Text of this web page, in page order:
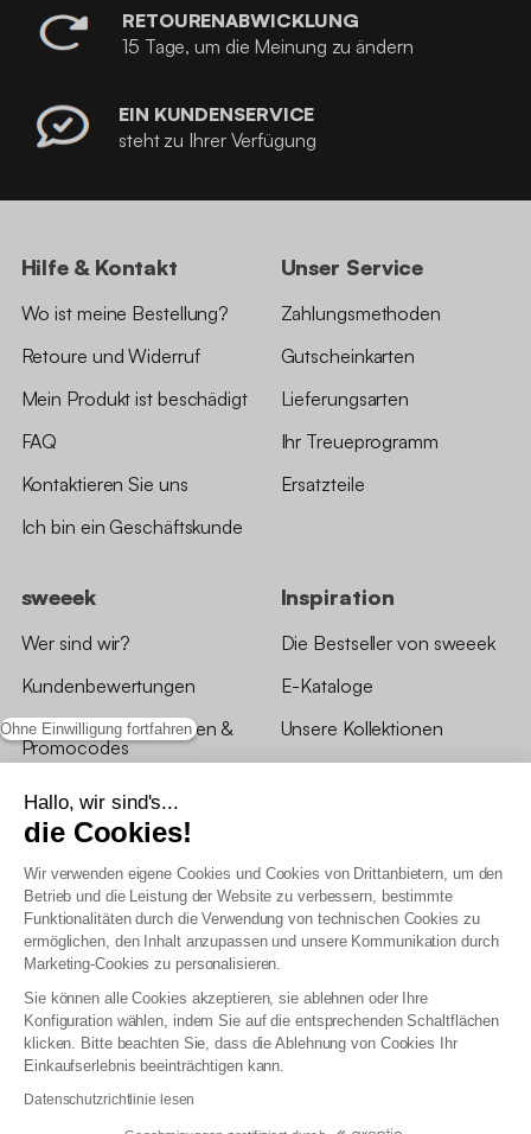
Ohne Einwilligung fortfahren
Hallo, wir sind's...
die Cookies!
Wir verwenden eigene Cookies und Cookies von Drittanbietern, um den
Betrieb und die Leistung der Website zu verbessern, bestimmte
Funktionalitäten durch die Verwendung von technischen Cookies zu
ermöglichen, den Inhalt anzupassen und unsere Kommunikation durch
Marketing-Cookies zu personalisieren.
Sie können alle Cookies akzeptieren, sie ablehnen oder Ihre
Konfiguration wählen, indem Sie auf die entsprechenden Schaltflächen
klicken. Bitte beachten Sie, dass die Ablehnung von Cookies Ihr
Einkaufserlebnis beeinträchtigen kann.
Datenschutzrichtlinie lesen
RETOURENABWICKLUNG
15 Tage, um die Meinung zu ändern
EIN KUNDENSERVICE
steht zu Ihrer Verfügung
Hilfe & Kontakt
Wo ist meine Bestellung?
Retoure und Widerruf
Mein Produkt ist beschädigt
FAQ
Kontaktieren Sie uns
Ich bin ein Geschäftskunde
Unser Service
Zahlungsmethoden
Gutscheinkarten
Lieferungsarten
Ihr Treueprogramm
Ersatzteile
sweeek
Wer sind wir?
Kundenbewertungen
*Angebotsbedingungen &
Promocodes
Bewertungen von sweeek
Unsere Geschäfte
Inspiration
Die Bestseller von sweeek
E-Kataloge
Unsere Kollektionen
AGB Treueprogramm
Datenschutzrichtlinien
Allgemeine Geschäftsbedingungen für Geschäftskunden
Erklärung zur Barrierefreiheit